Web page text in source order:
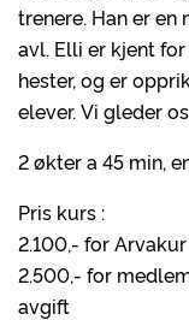
trenere. Han er
avl. Elli er kjent
hester, og er
elever. Vi gleder
2 økter a 45 min,
Pris kurs :
2.100,- for
2.500,- for
avgift